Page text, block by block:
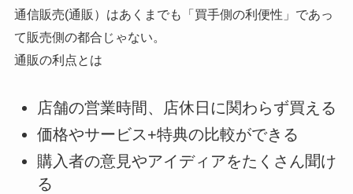
通信販売(通販）はあくまでも「買手側の利便性」であっ
て販売側の都合じゃない。
通販の利点とは
店舗の営業時間、店休日に関わらず買える
価格やサービス+特典の比較ができる
購入者の意見やアイディアをたくさん聞け
る